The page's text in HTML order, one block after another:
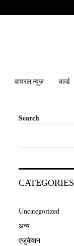
वायरल न्यूज़ वर्ल्ड
Search
CATEGORIES
Uncategorized
अन्य
एजुकेशन